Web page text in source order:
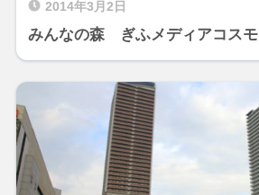
2014年3月2日
みんなの森 ぎふメディアコス